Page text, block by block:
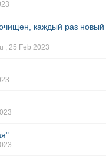
каждый раз
,25 Feb 2023